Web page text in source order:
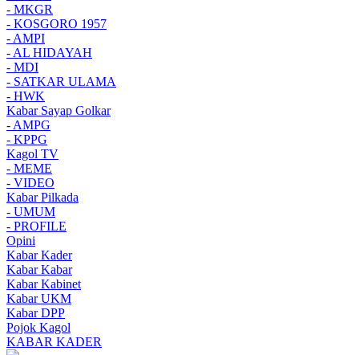
- MKGR
- KOSGORO 1957
- AMPI
- AL HIDAYAH
- MDI
- SATKAR ULAMA
- HWK
Kabar Sayap Golkar
- AMPG
- KPPG
Kagol TV
- MEME
- VIDEO
Kabar Pilkada
- UMUM
- PROFILE
Opini
Kabar Kader
Kabar Kabar
Kabar Kabinet
Kabar UKM
Kabar DPP
Pojok Kagol
KABAR KADER